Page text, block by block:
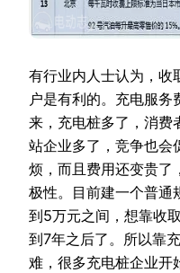
有行业内人士认为，收
户是有利的。充电服
来，充电桩多了，消费
站企业多了，竞争也会
烦，而且费用还变贵了
极性。目前建一个普通
到5万元之间，想靠收
到7年之后了。所以靠
难，很多充电桩企业开